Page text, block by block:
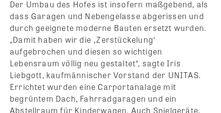
Der Umbau des Hofes ist insofern maßgebend, als
dass Garagen und Nebengelasse abgerissen und
durch geeignete moderne Bauten ersetzt wurden.
„Damit haben wir die ‚Zerstückelung‘
aufgebrochen und diesen so wichtigen
Lebensraum völlig neu gestaltet“, sagte Iris
Liebgott, kaufmännischer Vorstand der UNITAS.
Errichtet wurden eine Carportanalage mit
begrüntem Dach, Fahrradgaragen und ein
Abstellraum für Kinderwagen. Auch Spielgeräte,